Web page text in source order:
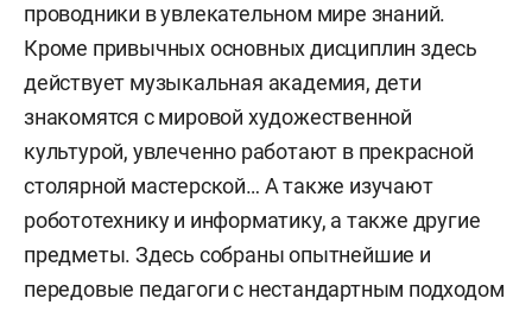
проводники в увлекательном мире знаний.
Кроме привычных основных дисциплин здесь
действует музыкальная академия, дети
знакомятся с мировой художественной
культурой, увлеченно работают в прекрасной
столярной мастерской… А также изучают
робототехнику и информатику, а также другие
предметы. Здесь собраны опытнейшие и
передовые педагоги с нестандартным подходом